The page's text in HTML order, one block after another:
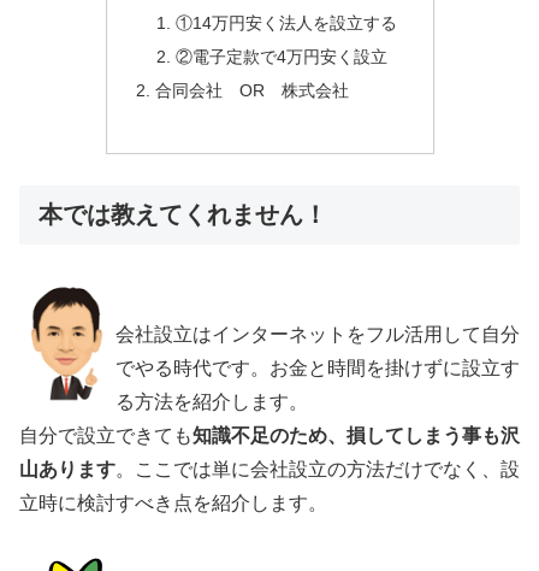
①14万円安く法人を設立する
②電子定款で4万円安く設立
合同会社 OR 株式会社
本では教えてくれません！
会社設立はインターネットをフル活用して自分
でやる時代です。お金と時間を掛けずに設立す
る方法を紹介します。
自分で設立できても知識不足のため、損してしまう事も沢
山あります。ここでは単に会社設立の方法だけでなく、設
立時に検討すべき点を紹介します。